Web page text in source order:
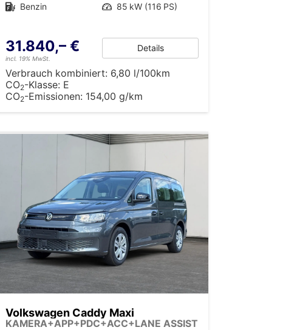
Kraftstoff Benzin Leistung 85 kW (116 PS)
31.840,– €
incl. 19% MwSt.
Details
Verbrauch kombiniert: 6,80 l/100km
CO2-Klasse: E
CO2-Emissionen: 154,00 g/km
Volkswagen Caddy Maxi
KAMERA+APP+PDC+ACC+LANE ASSIST